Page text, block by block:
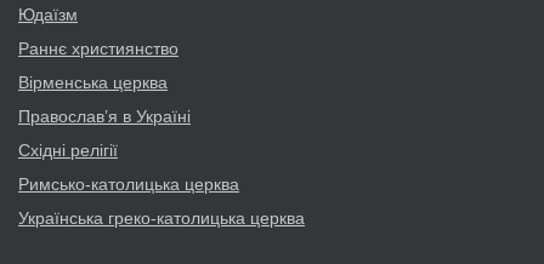
Юдаїзм
Раннє християнство
Вірменська церква
Православ’я в Україні
Східні релігії
Римсько-католицька церква
Українська греко-католицька церква